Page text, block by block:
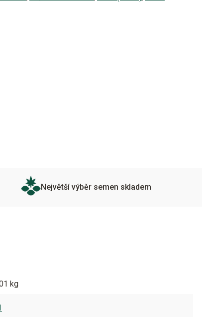
Největší výběr semen skladem
kg